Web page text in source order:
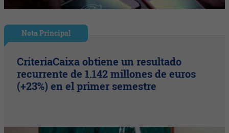
Nota Principal
CriteriaCaixa obtiene un resultado
recurrente de 1.142 millones de euros
(+23%) en el primer semestre